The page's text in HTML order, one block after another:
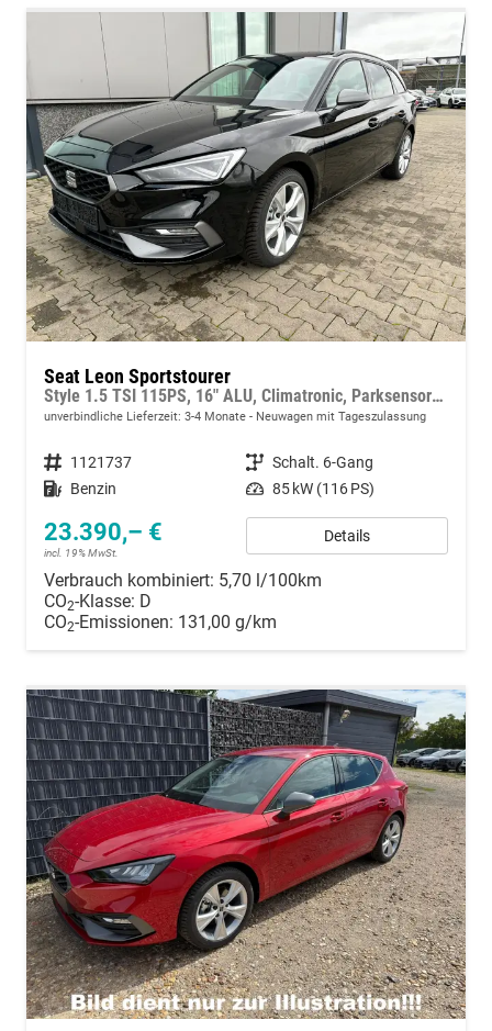
Seat Leon Sportstourer
Style 1.5 TSI 115PS, 16" ALU, Climatronic, Parksensoren vorn/hinten, Radio 10,4", Tempomat, LED-Scheinwerfer/-rückleuchten, M-Lederlenkrad, Nebelscheinwerfer, Dachreling
unverbindliche Lieferzeit: 3-4 Monate Neuwagen mit Tageszulassung
Fahrzeugnummer 1121737 Getriebe Schalt. 6-Gang
Kraftstoff Benzin Leistung 85 kW (116 PS)
23.390,– €
incl. 19% MwSt.
Details
Verbrauch kombiniert: 5,70 l/100km
CO2-Klasse: D
CO2-Emissionen: 131,00 g/km